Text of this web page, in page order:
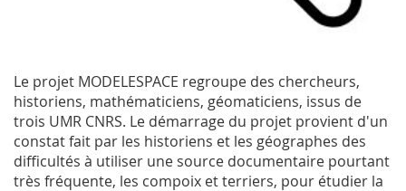
Le projet MODELESPACE regroupe des chercheurs,
historiens, mathématiciens, géomaticiens, issus de
trois UMR CNRS. Le démarrage du projet provient d'un
constat fait par les historiens et les géographes des
difficultés à utiliser une source documentaire pourtant
très fréquente, les compoix et terriers, pour étudier la